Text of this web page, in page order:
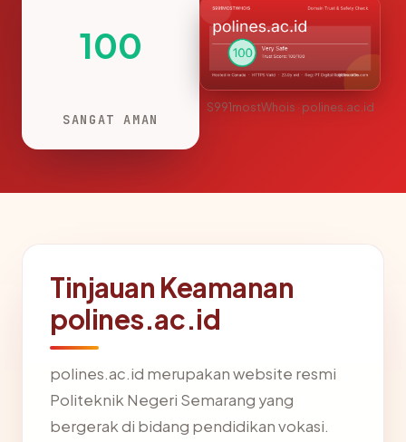
100
SANGAT AMAN
S991mostWhois · polines.ac.id
Tinjauan Keamanan
polines.ac.id
polines.ac.id merupakan website resmi
Politeknik Negeri Semarang yang
bergerak di bidang pendidikan vokasi.